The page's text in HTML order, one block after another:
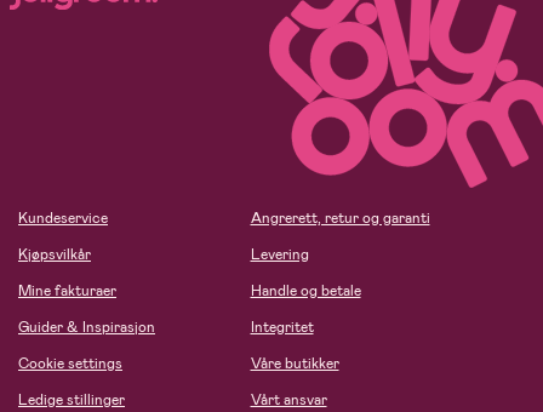
Kundeservice
Kjøpsvilkår
Mine fakturaer
Guider & Inspirasjon
Cookie settings
Ledige stillinger
Angrerett, retur og garanti
Levering
Handle og betale
Integritet
Våre butikker
Vårt ansvar